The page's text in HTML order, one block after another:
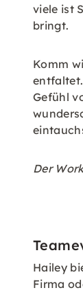
viele ist
bringt.
Komm
Gefühl
Der
Hailey
Firma